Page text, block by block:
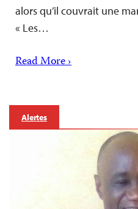
alors qu’il couvrait une
« Les…
Read More ›
Alertes